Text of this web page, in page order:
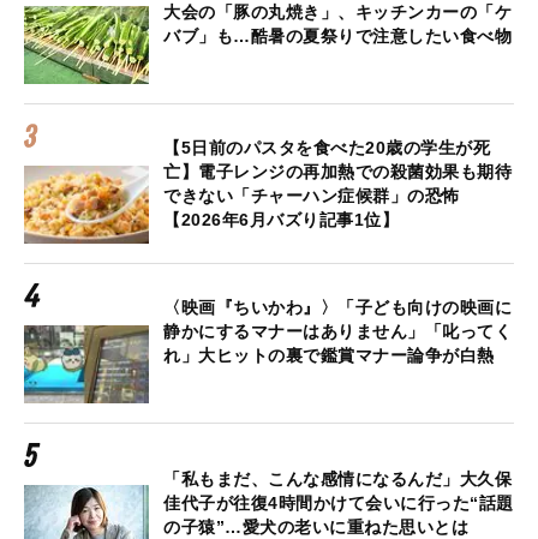
大会の「豚の丸焼き」、キッチンカーの「ケ
バブ」も…酷暑の夏祭りで注意したい食べ物
【5日前のパスタを食べた20歳の学生が死
亡】電子レンジの再加熱での殺菌効果も期待
できない「チャーハン症候群」の恐怖
【2026年6月バズり記事1位】
〈映画『ちいかわ』〉「子ども向けの映画に
静かにするマナーはありません」「叱ってく
れ」大ヒットの裏で鑑賞マナー論争が白熱
「私もまだ、こんな感情になるんだ」大久保
佳代子が往復4時間かけて会いに行った“話題
の子猿”…愛犬の老いに重ねた思いとは